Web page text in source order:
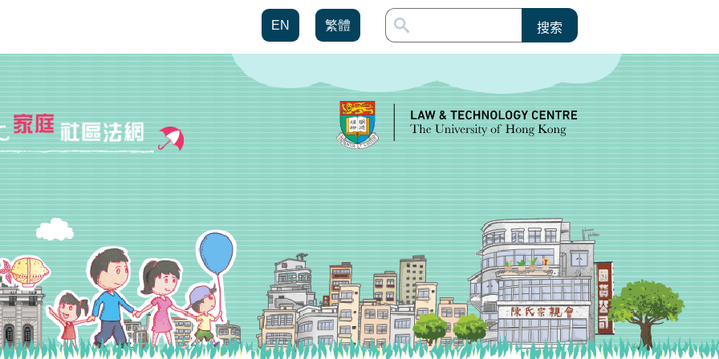
EN 繁體